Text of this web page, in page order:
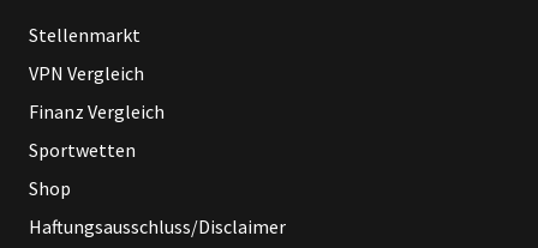
Stellenmarkt
VPN Vergleich
Finanz Vergleich
Sportwetten
Shop
Haftungsausschluss/Disclaimer